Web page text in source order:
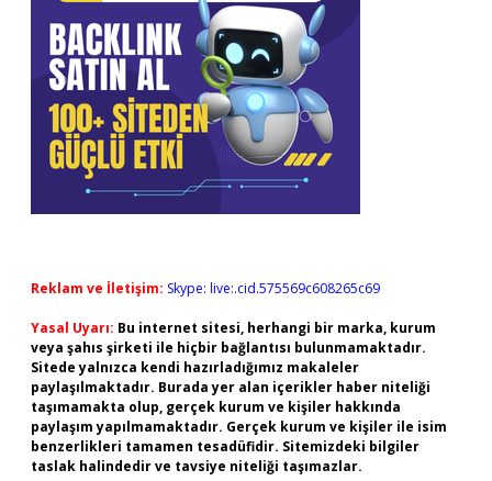
Reklam ve İletişim: Skype: live:.cid.575569c608265c69
Yasal Uyarı: Bu internet sitesi, herhangi bir marka, kurum
veya şahıs şirketi ile hiçbir bağlantısı bulunmamaktadır.
Sitede yalnızca kendi hazırladığımız makaleler
paylaşılmaktadır. Burada yer alan içerikler haber niteliği
taşımamakta olup, gerçek kurum ve kişiler hakkında
paylaşım yapılmamaktadır. Gerçek kurum ve kişiler ile isim
benzerlikleri tamamen tesadüfidir. Sitemizdeki bilgiler
taslak halindedir ve tavsiye niteliği taşımazlar.